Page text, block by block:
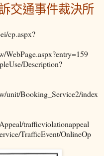
交通事件裁決所
cp.aspx?
WebPage.aspx?entry=159
Description?
unit/Booking_Service2/index
trafficviolationappeal
TrafficEvent/OnlineOp